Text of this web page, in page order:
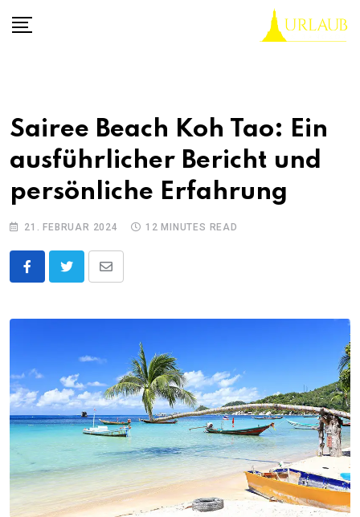
Sairee Beach Koh Tao: Ein
ausführlicher Bericht und
persönliche Erfahrung
21. FEBRUAR 2024 12 MINUTES READ
Share
Email